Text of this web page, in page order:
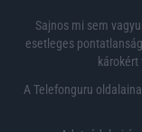
Sajnos mi sem
esetleges
A Telefonguru